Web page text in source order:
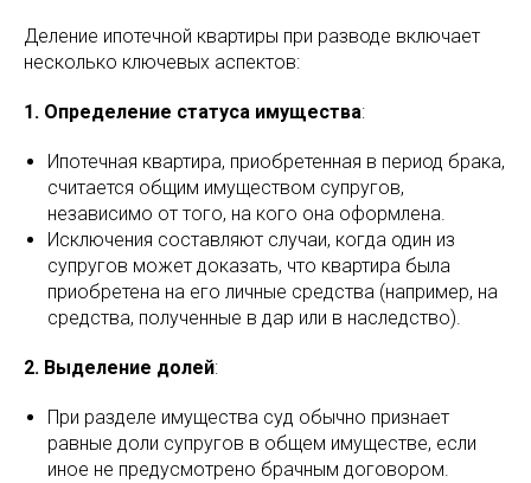
Деление ипотечной квартиры при разводе включает
несколько ключевых аспектов:
1. Определение статуса имущества:
Ипотечная квартира, приобретенная в период брака,
считается общим имуществом супругов,
независимо от того, на кого она оформлена.
Исключения составляют случаи, когда один из
супругов может доказать, что квартира была
приобретена на его личные средства (например, на
средства, полученные в дар или в наследство).
2. Выделение долей:
При разделе имущества суд обычно признает
равные доли супругов в общем имуществе, если
иное не предусмотрено брачным договором.